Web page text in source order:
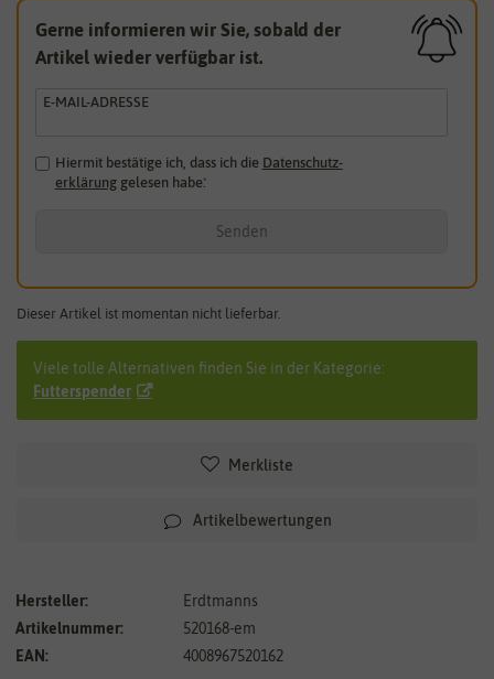
Gerne informieren wir Sie, sobald der
Artikel wieder verfügbar ist.
E-MAIL-ADRESSE
Hiermit bestätige ich, dass ich die Daten­schutz­
erklärunggelesen habe.*
Senden
Dieser Artikel ist momentan nicht lieferbar.
Viele tolle Alternativen finden Sie in der Kategorie:
Futterspender
Merkliste
Artikelbewertungen
Hersteller:
Erdtmanns
Artikelnummer:
520168-em
EAN:
4008967520162